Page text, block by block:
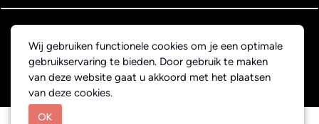
Wij gebruiken functionele cookies om je een optimale
gebruikservaring te bieden. Door gebruik te maken
van deze website gaat u akkoord met het plaatsen
van deze cookies.
OK
Algemene voorwaarden
Privacyverklaring
Webdesign BEWISE Solutions